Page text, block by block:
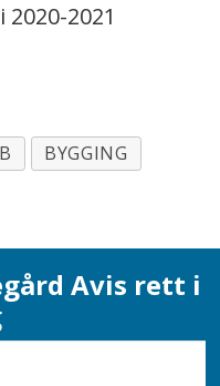
2021
BYGGING
Avis rett i